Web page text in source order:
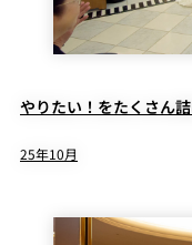
やりたい！をたくさん
25年10月